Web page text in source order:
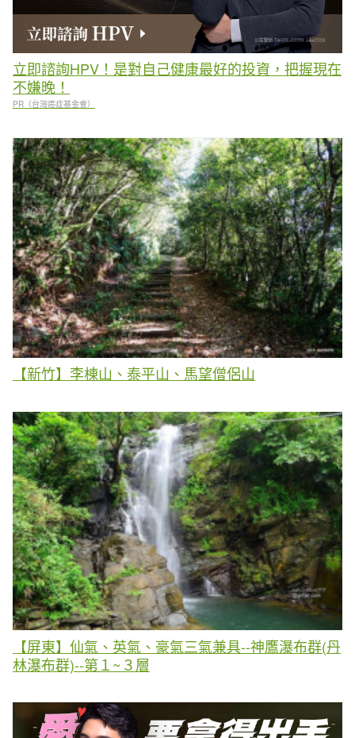
立即諮詢HPV！是對自己健康最好的投資，把握現在
不嫌晚！
PR（台灣癌症基金會）
【新竹】李棟山、泰平山、馬望僧侶山
【屏東】仙氣、英氣、豪氣三氣兼具--神鷹瀑布群(丹
林瀑布群)--第１~３層